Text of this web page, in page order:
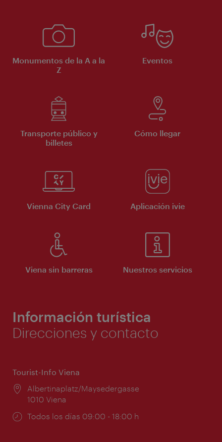
Monumentos de la A a la
Z
Eventos
Transporte público y
billetes
Cómo llegar
Vienna City Card Aplicación ivie
Viena sin barreras Nuestros servicios
Información turística
Direcciones y contacto
Tourist-Info Viena
Lugar:
Albertinaplatz/Maysedergasse
1010 Viena
Horarios
Todos los días 09:00 - 18:00 h